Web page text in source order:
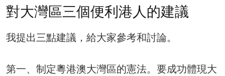
對大灣區三個便利港人的建議
我提出三點建議，給大家參考和討論。
第一、制定粵港澳大灣區的憲法。要成功體現大